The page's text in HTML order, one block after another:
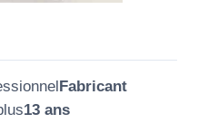
Fabricant
13 ans